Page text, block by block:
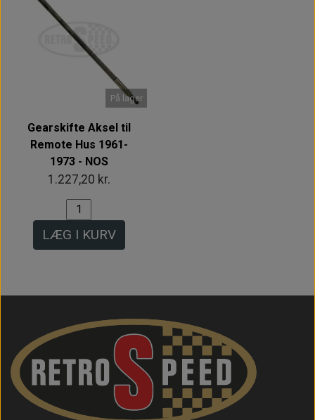
På lager
Gearskifte Aksel til
Remote Hus 1961-
1973 - NOS
1.227,20 kr.
LÆG I KURV